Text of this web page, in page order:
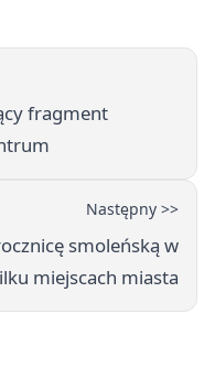
fragment
Następny >>
smoleńską w
miejscach miasta